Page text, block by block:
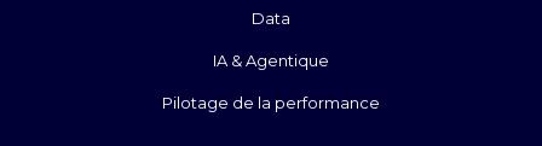
Data
IA & Agentique
Pilotage de la performance